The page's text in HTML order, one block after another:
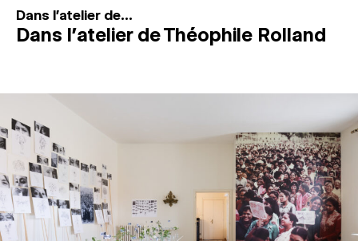
Dans l'atelier de...
Dans l’atelier de Théophile Rolland